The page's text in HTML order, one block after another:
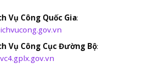
Vụ Công Quốc Gia:
Vụ Công Cục Đường Bộ: